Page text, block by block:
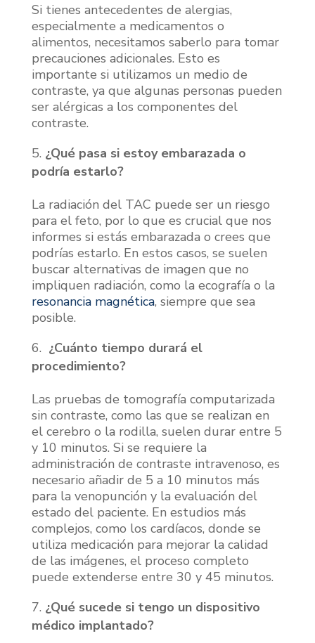
Si tienes antecedentes de alergias,
especialmente a medicamentos o
alimentos, necesitamos saberlo para tomar
precauciones adicionales. Esto es
importante si utilizamos un medio de
contraste, ya que algunas personas pueden
ser alérgicas a los componentes del
contraste.
¿Qué pasa si estoy embarazada o
podría estarlo?
La radiación del TAC puede ser un riesgo
para el feto, por lo que es crucial que nos
informes si estás embarazada o crees que
podrías estarlo. En estos casos, se suelen
buscar alternativas de imagen que no
impliquen radiación, como la ecografía o la
resonancia magnética, siempre que sea
posible.
¿Cuánto tiempo durará el
procedimiento?
Las pruebas de tomografía computarizada
sin contraste, como las que se realizan en
el cerebro o la rodilla, suelen durar entre 5
y 10 minutos. Si se requiere la
administración de contraste intravenoso, es
necesario añadir de 5 a 10 minutos más
para la venopunción y la evaluación del
estado del paciente. En estudios más
complejos, como los cardíacos, donde se
utiliza medicación para mejorar la calidad
de las imágenes, el proceso completo
puede extenderse entre 30 y 45 minutos.
¿Qué sucede si tengo un dispositivo
médico implantado?